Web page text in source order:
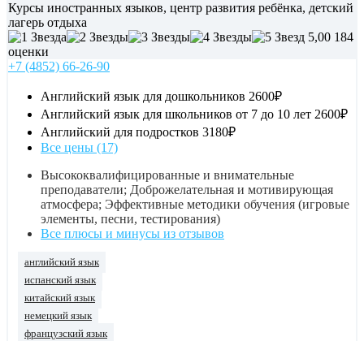
Курсы иностранных языков, центр развития ребёнка, детский
лагерь отдыха
5,00 184
оценки
+7 (4852) 66-26-90
Английский язык для дошкольников 2600₽
Английский язык для школьников от 7 до 10 лет 2600₽
Английский для подростков 3180₽
Все цены (17)
Высококвалифицированные и внимательные
преподаватели; Доброжелательная и мотивирующая
атмосфера; Эффективные методики обучения (игровые
элементы, песни, тестирования)
Все плюсы и минусы из отзывов
английский язык
испанский язык
китайский язык
немецкий язык
французский язык